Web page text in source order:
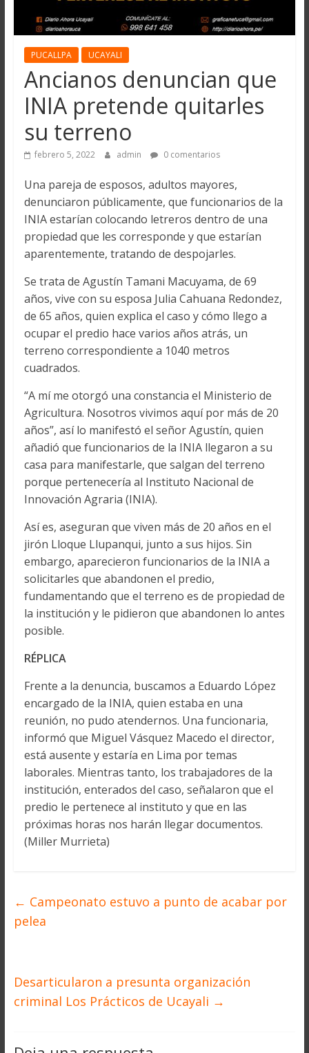
PUCALLPA UCAYALI
Ancianos denuncian que
INIA pretende quitarles
su terreno
febrero 5, 2022 admin 0 comentarios
Una pareja de esposos, adultos mayores,
denunciaron públicamente, que funcionarios de la
INIA estarían colocando letreros dentro de una
propiedad que les corresponde y que estarían
aparentemente, tratando de despojarles.
Se trata de Agustín Tamani Macuyama, de 69
años, vive con su esposa Julia Cahuana Redondez,
de 65 años, quien explica el caso y cómo llego a
ocupar el predio hace varios años atrás, un
terreno correspondiente a 1040 metros
cuadrados.
“A mí me otorgó una constancia el Ministerio de
Agricultura. Nosotros vivimos aquí por más de 20
años”, así lo manifestó el señor Agustín, quien
añadió que funcionarios de la INIA llegaron a su
casa para manifestarle, que salgan del terreno
porque pertenecería al Instituto Nacional de
Innovación Agraria (INIA).
Así es, aseguran que viven más de 20 años en el
jirón Lloque Llupanqui, junto a sus hijos. Sin
embargo, aparecieron funcionarios de la INIA a
solicitarles que abandonen el predio,
fundamentando que el terreno es de propiedad de
la institución y le pidieron que abandonen lo antes
posible.
RÉPLICA
Frente a la denuncia, buscamos a Eduardo López
encargado de la INIA, quien estaba en una
reunión, no pudo atendernos. Una funcionaria,
informó que Miguel Vásquez Macedo el director,
está ausente y estaría en Lima por temas
laborales. Mientras tanto, los trabajadores de la
institución, enterados del caso, señalaron que el
predio le pertenece al instituto y que en las
próximas horas nos harán llegar documentos.
(Miller Murrieta)
← Campeonato estuvo a punto de acabar por
pelea
Desarticularon a presunta organización
criminal Los Prácticos de Ucayali →